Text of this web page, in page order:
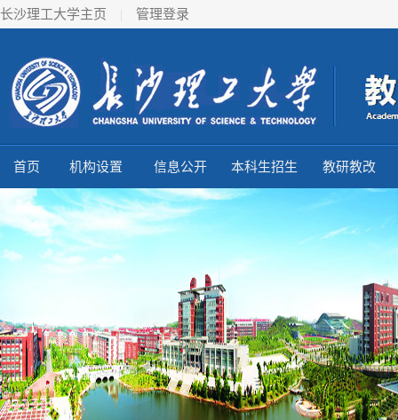
长沙理工大学主页 管理登录
首页 机构设置 信息公开 本科生招生 教研教改